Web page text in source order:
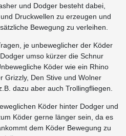
und Dodger besteht dabei,
Druckwellen zu erzeugen und
Bewegung zu verleihen.
je unbeweglicher der Köder
umso kürzer die Schnur
Köder wie ein Rhino
Grizzly, Den Stive und Wolner
dazu aber auch Trollingfliegen.
Köder hinter Dodger und
Köder gerne länger sein, da es
dem Köder Bewegung zu